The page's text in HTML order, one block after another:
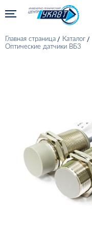
Главная страница Каталог
Оптические датчики ВБ3